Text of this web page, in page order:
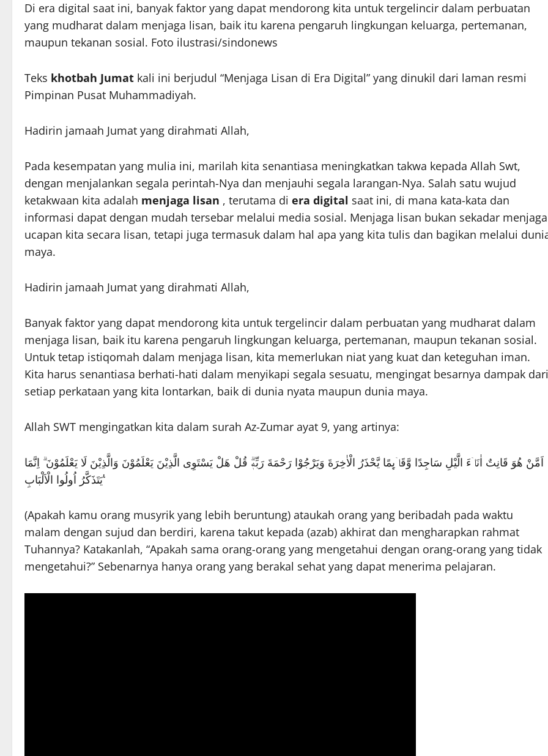
Di era digital saat ini, banyak faktor yang dapat mendorong kita untuk tergelincir dalam perbuatan
yang mudharat dalam menjaga lisan, baik itu karena pengaruh lingkungan keluarga, pertemanan,
maupun tekanan sosial. Foto ilustrasi/sindonews
Teks khotbah Jumat kali ini berjudul “Menjaga Lisan di Era Digital” yang dinukil dari laman resmi
Pimpinan Pusat Muhammadiyah.
Hadirin jamaah Jumat yang dirahmati Allah,
Pada kesempatan yang mulia ini, marilah kita senantiasa meningkatkan takwa kepada Allah Swt,
dengan menjalankan segala perintah-Nya dan menjauhi segala larangan-Nya. Salah satu wujud
ketakwaan kita adalah menjaga lisan , terutama di era digital saat ini, di mana kata-kata dan
informasi dapat dengan mudah tersebar melalui media sosial. Menjaga lisan bukan sekadar menjaga
ucapan kita secara lisan, tetapi juga termasuk dalam hal apa yang kita tulis dan bagikan melalui
maya.
Hadirin jamaah Jumat yang dirahmati Allah,
Banyak faktor yang dapat mendorong kita untuk tergelincir dalam perbuatan yang mudharat dalam
menjaga lisan, baik itu karena pengaruh lingkungan keluarga, pertemanan, maupun tekanan sosial.
Untuk tetap istiqomah dalam menjaga lisan, kita memerlukan niat yang kuat dan keteguhan iman.
Kita harus senantiasa berhati-hati dalam menyikapi segala sesuatu, mengingat besarnya dampak dari
setiap perkataan yang kita lontarkan, baik di dunia nyata maupun dunia maya.
Allah SWT mengingatkan kita dalam surah Az-Zumar ayat 9, yang artinya:
اَمَّنْ هُوَ قَانِتٌ اٰنَاۤءَ الَّيْلِ سَاجِدًا وَّقَاۤىِٕمًا يَّحْذَرُ الْاٰخِرَةَ وَيَرْجُوْا رَحْمَةَ رَبِّهٖۗ قُلْ هَلْ يَسْتَوِى الَّذِيْنَ يَعْلَمُوْنَ وَالَّذِيْنَ لَا يَعْلَمُوْنَ ۗ اِنَّمَا
يَتَذَكَّرُ اُولُوا الْاَلْبَابِ ࣖ
(Apakah kamu orang musyrik yang lebih beruntung) ataukah orang yang beribadah pada waktu
malam dengan sujud dan berdiri, karena takut kepada (azab) akhirat dan mengharapkan rahmat
Tuhannya? Katakanlah, “Apakah sama orang-orang yang mengetahui dengan orang-orang yang tidak
mengetahui?” Sebenarnya hanya orang yang berakal sehat yang dapat menerima pelajaran.